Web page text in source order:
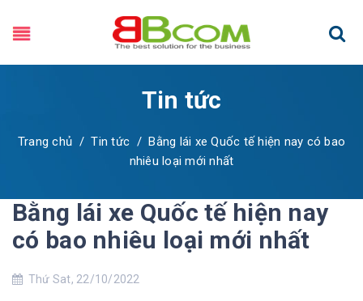
Tin tức
Trang chủ / Tin tức / Bằng lái xe Quốc tế hiện nay có bao
nhiêu loại mới nhất
Bằng lái xe Quốc tế hiện nay
có bao nhiêu loại mới nhất
Thứ Sat, 22/10/2022